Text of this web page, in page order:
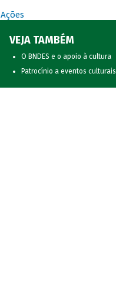
Ações
VEJA TAMBÉM
O BNDES e o apoio à cultura
Patrocínio a eventos culturais